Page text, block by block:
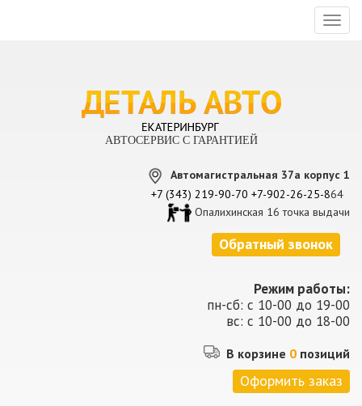
АВТОСЕРВИС С ГАРАНТИЕЙ
Автомагистральная 37а корпус 1
+7 (343) 219-90-70 +7-902-26-25-864
Опалихинская 16 точка выдачи
Обратный звонок
Режим работы:
пн-сб: с 10-00 до 19-00
вс: с 10-00 до 18-00
В корзине 0 позиций
Оформить заказ